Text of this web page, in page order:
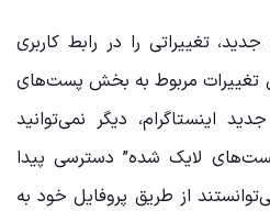
جدید، تغییراتی را در رابط کاربری
تغییرات مربوط به بخش پست‌های
اینستاگرام، دیگر نمی‌توانید
لایک شده” دسترسی پیدا
از طریق پروفایل خود به